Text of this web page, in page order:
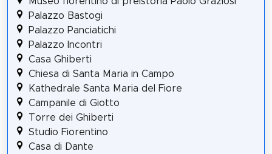
Palazzo Bastogi
Palazzo Panciatichi
Palazzo Incontri
Casa Ghiberti
Chiesa di Santa Maria in Campo
Kathedrale Santa Maria del Fiore
Campanile di Giotto
Torre dei Ghiberti
Studio Fiorentino
Casa di Dante